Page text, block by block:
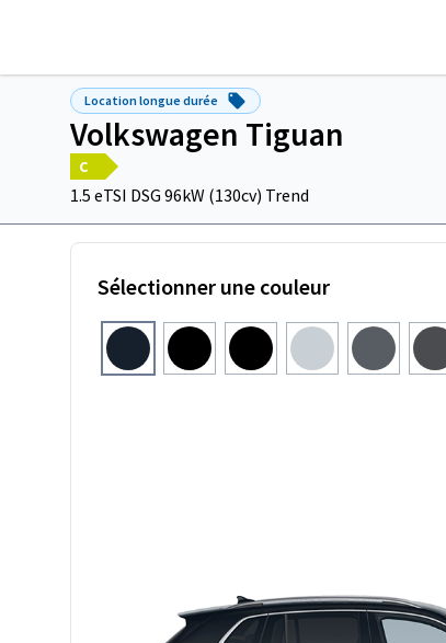
Location longue durée
Volkswagen Tiguan
C
1.5 eTSI DSG 96kW (130cv) Trend
Sélectionner une couleur